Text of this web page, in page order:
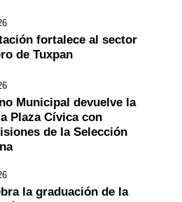
fortalece al sector
de Tuxpan
Municipal devuelve la
Plaza Cívica con
de la Selección
la graduación de la